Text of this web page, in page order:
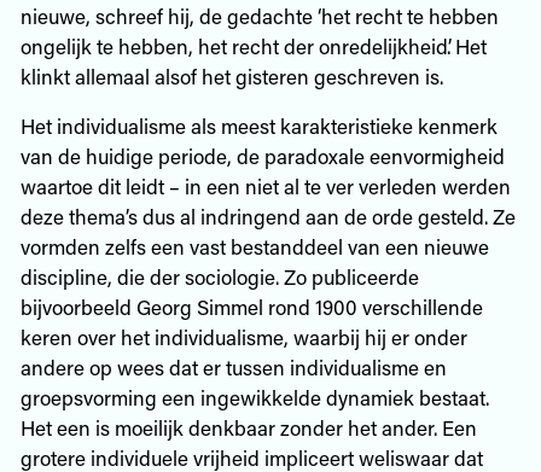
nieuwe, schreef hij, de gedachte ‘het recht te hebben
ongelijk te hebben, het recht der onredelijkheid’. Het
klinkt allemaal alsof het gisteren geschreven is.
Het individualisme als meest karakteristieke kenmerk
van de huidige periode, de paradoxale eenvormigheid
waartoe dit leidt – in een niet al te ver verleden werden
deze thema’s dus al indringend aan de orde gesteld. Ze
vormden zelfs een vast bestanddeel van een nieuwe
discipline, die der sociologie. Zo publiceerde
bijvoorbeeld Georg Simmel rond 1900 verschillende
keren over het individualisme, waarbij hij er onder
andere op wees dat er tussen individualisme en
groepsvorming een ingewikkelde dynamiek bestaat.
Het een is moeilijk denkbaar zonder het ander. Een
grotere individuele vrijheid impliceert weliswaar dat